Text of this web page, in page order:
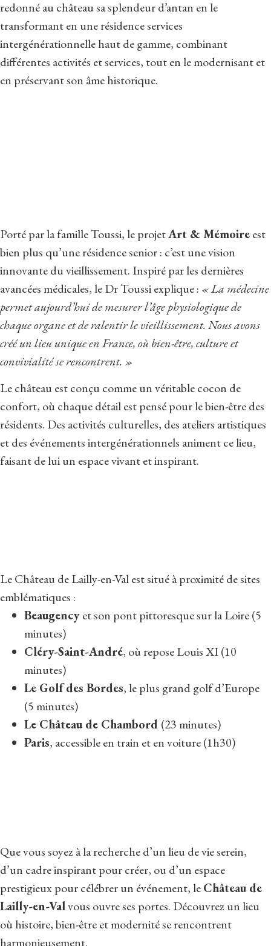
redonné au château sa splendeur d’antan en le
transformant en une résidence services
intergénérationnelle haut de gamme, combinant
différentes activités et services, tout en le modernisant et
en préservant son âme historique.
Porté par la famille Toussi, le projetArt & Mémoireest
bien plus qu’une résidence senior : c’est une vision
innovante du vieillissement. Inspiré par les dernières
avancées médicales, le Dr Toussi explique : « La médecine
permet aujourd’hui de mesurer l’âge physiologique de
chaque organe et de ralentir le vieillissement. Nous avons
créé un lieu unique en France, où bien-être, culture et
convivialité se rencontrent. »
Le château est conçu comme un véritable cocon de
confort, où chaque détail est pensé pour le bien-être des
résidents. Des activités culturelles, des ateliers artistiques
et des événements intergénérationnels animent ce lieu,
faisant de lui un espace vivant et inspirant.
Le Château de Lailly-en-Val est situé à proximité de sites
emblématiques :
Beaugencyet son pont pittoresque sur la Loire (5
minutes)
Cléry-Saint-André, où repose Louis XI (10
minutes)
Le Golf des Bordes, le plus grand golf d’Europe
(5 minutes)
Le Château de Chambord (23 minutes)
Paris, accessible en train et en voiture (1h30)
Que vous soyez à la recherche d’un lieu de vie serein,
d’un cadre inspirant pour créer, ou d’un espace
prestigieux pour célébrer un événement, leChâteau de
Lailly-en-Valvous ouvre ses portes. Découvrez un lieu
où histoire, bien-être et modernité se rencontrent
harmonieusement.